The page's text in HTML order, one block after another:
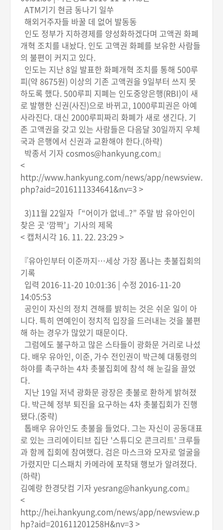
ATM기기 현금 동나기 일쑤
해외거주자들 바꿀 데 없어 발동동
인도 정부가 지하경제를 양성화하겠다며 고액권 화폐
개혁 조치를 내놨다. 인도 고액권 화폐를 보유한 사람들
의 불편이 커지고 있다.
인도는 지난 8일 발표한 화폐개혁 조치를 통해 500루
피(약 8675원) 이상의 기존 고액권을 9일부터 쓰지 못
하도록 했다. 500루피 지폐는 인도중앙은행(RBI)이 새
로 발행한 신권(사진)으로 바뀌고, 1000루피권은 아예
사라진다. 대신 2000루피짜리 화폐가 새로 생긴다. 기
존 고액권을 갖고 있는 사람들은 다음달 30일까지 우체
국과 은행에서 신권과 교환해야 한다.(하략)
박종서 기자 cosmos@hankyung.com』
<
http://www.hankyung.com/news/app/newsview.
php?aid=2016111334641&nv=3 >
3)11월 22일자「“어이가 없네..?” 주말 밤 유아인이
찾은 곳 ‘깜짝’」기사의 제목
< 캡처시각 16. 11. 22. 23:29 >
『유아인부터 이준까지…세상 가장 폼나는 촛불집회의
기록
입력 2016-11-20 10:01:36 | 수정 2016-11-20
14:05:53
공인이 자신의 정치 견해를 밝히는 것은 쉬운 일이 아
니다. 특히 연예인이 정치적 입장을 드러내는 것을 불편
해 하는 경우가 많았기 때문이다.
그럼에도 불구하고 많은 스타들이 광화문 거리로 나섰
다. 배우 유아인, 이준, 가수 전인권이 박근혜 대통령의
하야를 촉구하는 4차 촛불집회에 참석 해 눈길을 끌었
다.
지난 19일 저녁 광화문 광장은 촛불로 환하게 밝혀졌
다. 박근혜 정부 퇴진을 요구하는 4차 촛불집회가 진행
됐다.(중략)
톱배우 유아인도 촛불을 들었다. 그는 자신이 공동대표
로 있는 크리에이티브 집단 '스튜디오 콘크리트' 크루들
과 함께 집회에 참여했다. 검은 마스크와 모자로 얼굴을
가렸지만 디스패치 카메라에 포착돼 행보가 알려졌다.
(하략)
김예랑 한경닷컴 기자 yesrang@hankyung.com』
<
http://hei.hankyung.com/news/app/newsview.p
hp?aid=201611201258H&nv=3 >